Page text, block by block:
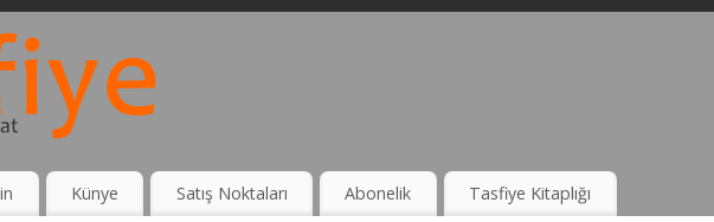
Künye Satış Noktaları Abonelik Tasfiye Kitaplığı